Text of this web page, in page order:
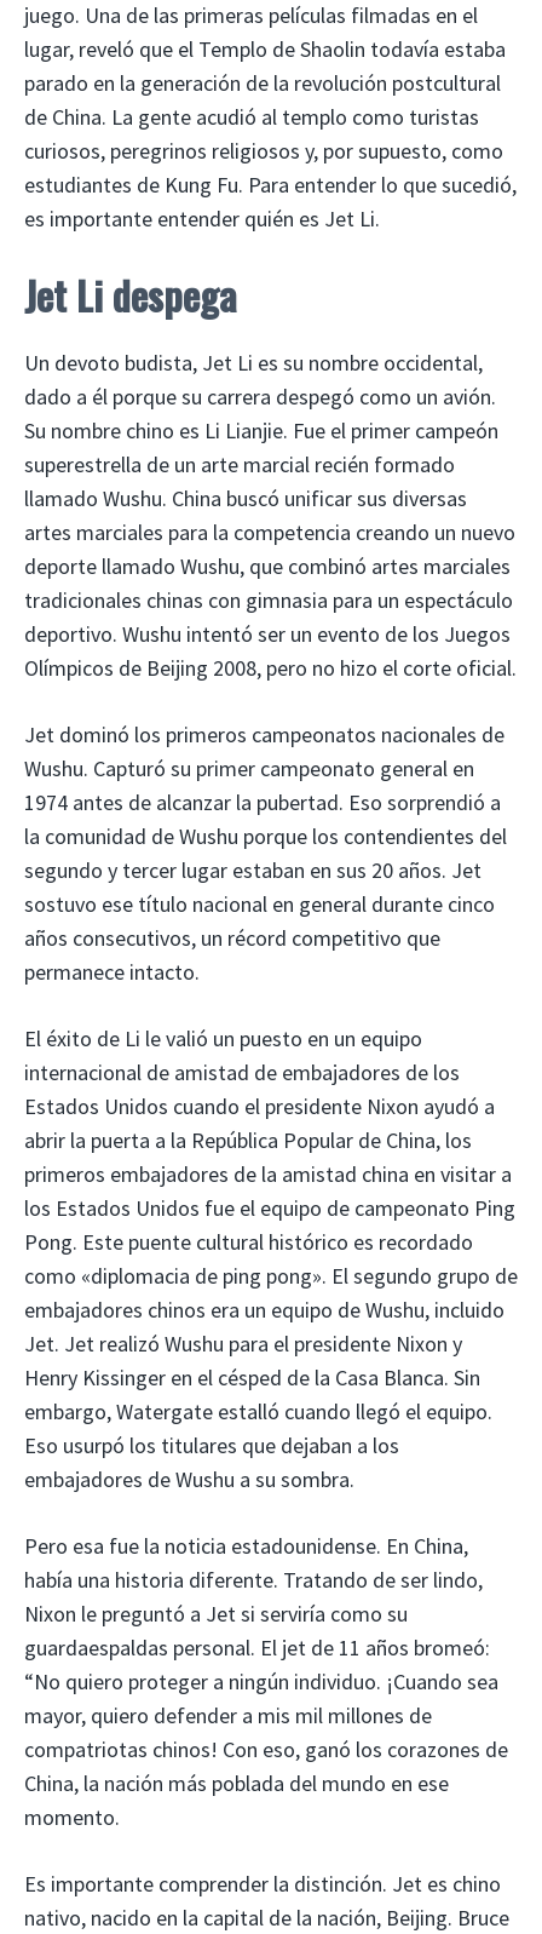
juego. Una de las primeras películas filmadas en el
lugar, reveló que el Templo de Shaolin todavía estaba
parado en la generación de la revolución postcultural
de China. La gente acudió al templo como turistas
curiosos, peregrinos religiosos y, por supuesto, como
estudiantes de Kung Fu. Para entender lo que sucedió,
es importante entender quién es Jet Li.
Jet Li despega
Un devoto budista, Jet Li es su nombre occidental,
dado a él porque su carrera despegó como un avión.
Su nombre chino es Li Lianjie. Fue el primer campeón
superestrella de un arte marcial recién formado
llamado Wushu. China buscó unificar sus diversas
artes marciales para la competencia creando un nuevo
deporte llamado Wushu, que combinó artes marciales
tradicionales chinas con gimnasia para un espectáculo
deportivo. Wushu intentó ser un evento de los Juegos
Olímpicos de Beijing 2008, pero no hizo el corte oficial.
Jet dominó los primeros campeonatos nacionales de
Wushu. Capturó su primer campeonato general en
1974 antes de alcanzar la pubertad. Eso sorprendió a
la comunidad de Wushu porque los contendientes del
segundo y tercer lugar estaban en sus 20 años. Jet
sostuvo ese título nacional en general durante cinco
años consecutivos, un récord competitivo que
permanece intacto.
El éxito de Li le valió un puesto en un equipo
internacional de amistad de embajadores de los
Estados Unidos cuando el presidente Nixon ayudó a
abrir la puerta a la República Popular de China, los
primeros embajadores de la amistad china en visitar a
los Estados Unidos fue el equipo de campeonato Ping
Pong. Este puente cultural histórico es recordado
como «diplomacia de ping pong». El segundo grupo de
embajadores chinos era un equipo de Wushu, incluido
Jet. Jet realizó Wushu para el presidente Nixon y
Henry Kissinger en el césped de la Casa Blanca. Sin
embargo, Watergate estalló cuando llegó el equipo.
Eso usurpó los titulares que dejaban a los
embajadores de Wushu a su sombra.
Pero esa fue la noticia estadounidense. En China,
había una historia diferente. Tratando de ser lindo,
Nixon le preguntó a Jet si serviría como su
guardaespaldas personal. El jet de 11 años bromeó:
“No quiero proteger a ningún individuo. ¡Cuando sea
mayor, quiero defender a mis mil millones de
compatriotas chinos! Con eso, ganó los corazones de
China, la nación más poblada del mundo en ese
momento.
Es importante comprender la distinción. Jet es chino
nativo, nacido en la capital de la nación, Beijing. Bruce